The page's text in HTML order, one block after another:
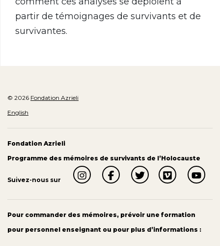
partir de témoignages de survivants et de
survivantes.
© 2026 Fondation Azrieli
English
Fondation Azrieli
Programme des mémoires de survivants de l’Holocauste
Suivez-nous sur
Pour commander des mémoires, prévoir une formation
pour personnel enseignant ou pour plus d’informations :